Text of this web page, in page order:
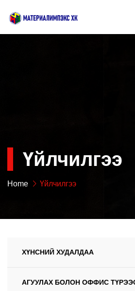
Үйлчилгээ
Home Үйлчилгээ
ХҮНСНИЙ ХУДАЛДАА
АГУУЛАХ БОЛОН ОФФИС